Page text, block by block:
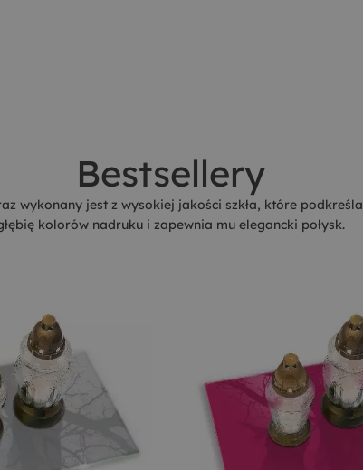
Bestsellery
wykonany jest z wysokiej jakości szkła, które podkreśla
kolorów nadruku i zapewnia mu elegancki połysk.